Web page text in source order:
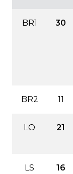
BR1 30
BR2 11
LO 21
LS 16